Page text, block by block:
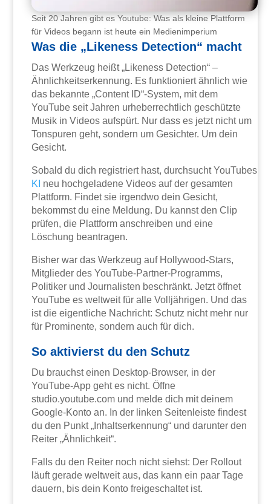
Seit 20 Jahren gibt es Youtube: Was als kleine Plattform
für Videos begann ist heute ein Medienimperium
Was die „Likeness Detection“ macht
Das Werkzeug heißt „Likeness Detection“ –
Ähnlichkeitserkennung. Es funktioniert ähnlich wie
das bekannte „Content ID“-System, mit dem
YouTube seit Jahren urheberrechtlich geschützte
Musik in Videos aufspürt. Nur dass es jetzt nicht um
Tonspuren geht, sondern um Gesichter. Um dein
Gesicht.
Sobald du dich registriert hast, durchsucht YouTubes
KI neu hochgeladene Videos auf der gesamten
Plattform. Findet sie irgendwo dein Gesicht,
bekommst du eine Meldung. Du kannst den Clip
prüfen, die Plattform anschreiben und eine
Löschung beantragen.
Bisher war das Werkzeug auf Hollywood-Stars,
Mitglieder des YouTube-Partner-Programms,
Politiker und Journalisten beschränkt. Jetzt öffnet
YouTube es weltweit für alle Volljährigen. Und das
ist die eigentliche Nachricht: Schutz nicht mehr nur
für Prominente, sondern auch für dich.
So aktivierst du den Schutz
Du brauchst einen Desktop-Browser, in der
YouTube-App geht es nicht. Öffne
studio.youtube.com und melde dich mit deinem
Google-Konto an. In der linken Seitenleiste findest
du den Punkt „Inhaltserkennung“ und darunter den
Reiter „Ähnlichkeit“.
Falls du den Reiter noch nicht siehst: Der Rollout
läuft gerade weltweit aus, das kann ein paar Tage
dauern, bis dein Konto freigeschaltet ist.